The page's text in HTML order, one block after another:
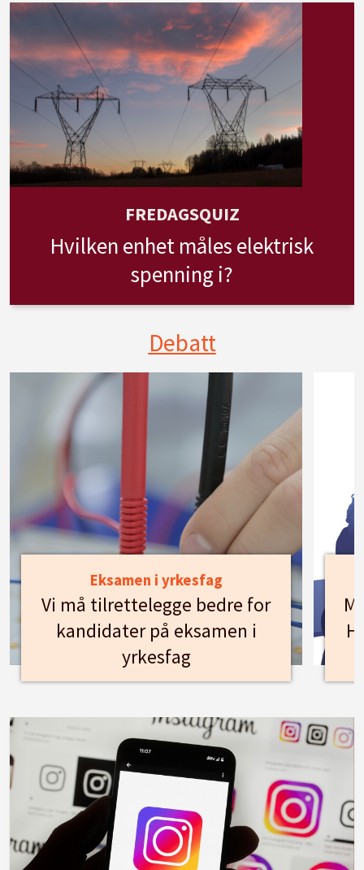
FREDAGSQUIZ
Hvilken enhet måles elektrisk
spenning i?
Debatt
Eksamen i yrkesfag
Vi må tilrettelegge bedre for
kandidater på eksamen i
yrkesfag